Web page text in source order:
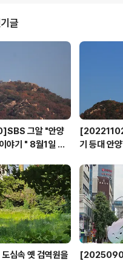
쁨을 준 손기정 선수르는 다들 알지만 손
출전하여 3위에 입상한 남승용 선수(191
이들은 많지 았다. 1912년 전남 순천에
본의 아사부[..
글
그알 "안양
야기 " 8월1일 방
기 등대 안
심속 옛 검역원을